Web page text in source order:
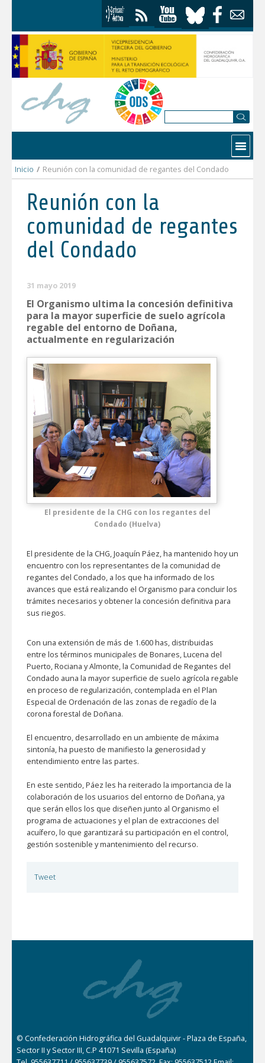
Contactar
Inicio / Reunión con la comunidad de regantes del Condado
Reunión con la
comunidad de regantes
del Condado
31 mayo 2019
El Organismo ultima la concesión definitiva
para la mayor superficie de suelo agrícola
regable del entorno de Doñana,
actualmente en regularización
El presidente de la CHG con los regantes del
Condado (Huelva)
El presidente de la CHG, Joaquín Páez, ha mantenido hoy un
encuentro con los representantes de la comunidad de
regantes del Condado, a los que ha informado de los
avances que está realizando el Organismo para concluir los
trámites necesarios y obtener la concesión definitiva para
sus riegos.
Con una extensión de más de 1.600 has, distribuidas
entre los términos municipales de Bonares, Lucena del
Puerto, Rociana y Almonte, la Comunidad de Regantes del
Condado auna la mayor superficie de suelo agrícola regable
en proceso de regularización, contemplada en el Plan
Especial de Ordenación de las zonas de regadío de la
corona forestal de Doñana.
El encuentro, desarrollado en un ambiente de máxima
sintonía, ha puesto de manifiesto la generosidad y
entendimiento entre las partes.
En este sentido, Páez les ha reiterado la importancia de la
colaboración de los usuarios del entorno de Doñana, ya
que serán ellos los que diseñen junto al Organismo el
programa de actuaciones y el plan de extracciones del
acuífero, lo que garantizará su participación en el control,
gestión sostenible y mantenimiento del recurso.
Tweet
© Confederación Hidrográfica del Guadalquivir - Plaza de España,
Sector II y Sector III, C.P 41071 Sevilla (España)